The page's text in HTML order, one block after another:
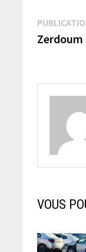
de
VOUS